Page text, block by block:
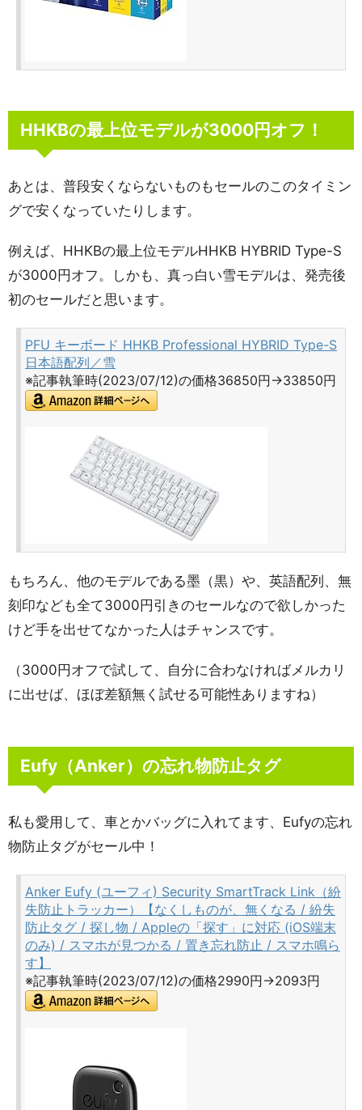
HHKBの最上位モデルが3000円オフ！
あとは、普段安くならないものもセールのこのタイミン
グで安くなっていたりします。
例えば、HHKBの最上位モデルHHKB HYBRID Type-S
が3000円オフ。しかも、真っ白い雪モデルは、発売後
初のセールだと思います。
PFU キーボード HHKB Professional HYBRID Type-S
日本語配列／雪
※記事執筆時(2023/07/12)の価格36850円→33850円
もちろん、他のモデルである墨（黒）や、英語配列、無
刻印なども全て3000円引きのセールなので欲しかった
けど手を出せてなかった人はチャンスです。
（3000円オフで試して、自分に合わなければメルカリ
に出せば、ほぼ差額無く試せる可能性ありますね）
Eufy（Anker）の忘れ物防止タグ
私も愛用して、車とかバッグに入れてます、Eufyの忘れ
物防止タグがセール中！
Anker Eufy (ユーフィ) Security SmartTrack Link（紛
失防止トラッカー）【なくしものが、無くなる / 紛失
防止タグ / 探し物 / Appleの「探す」に対応 (iOS端末
のみ) / スマホが見つかる / 置き忘れ防止 / スマホ鳴ら
す】
※記事執筆時(2023/07/12)の価格2990円→2093円